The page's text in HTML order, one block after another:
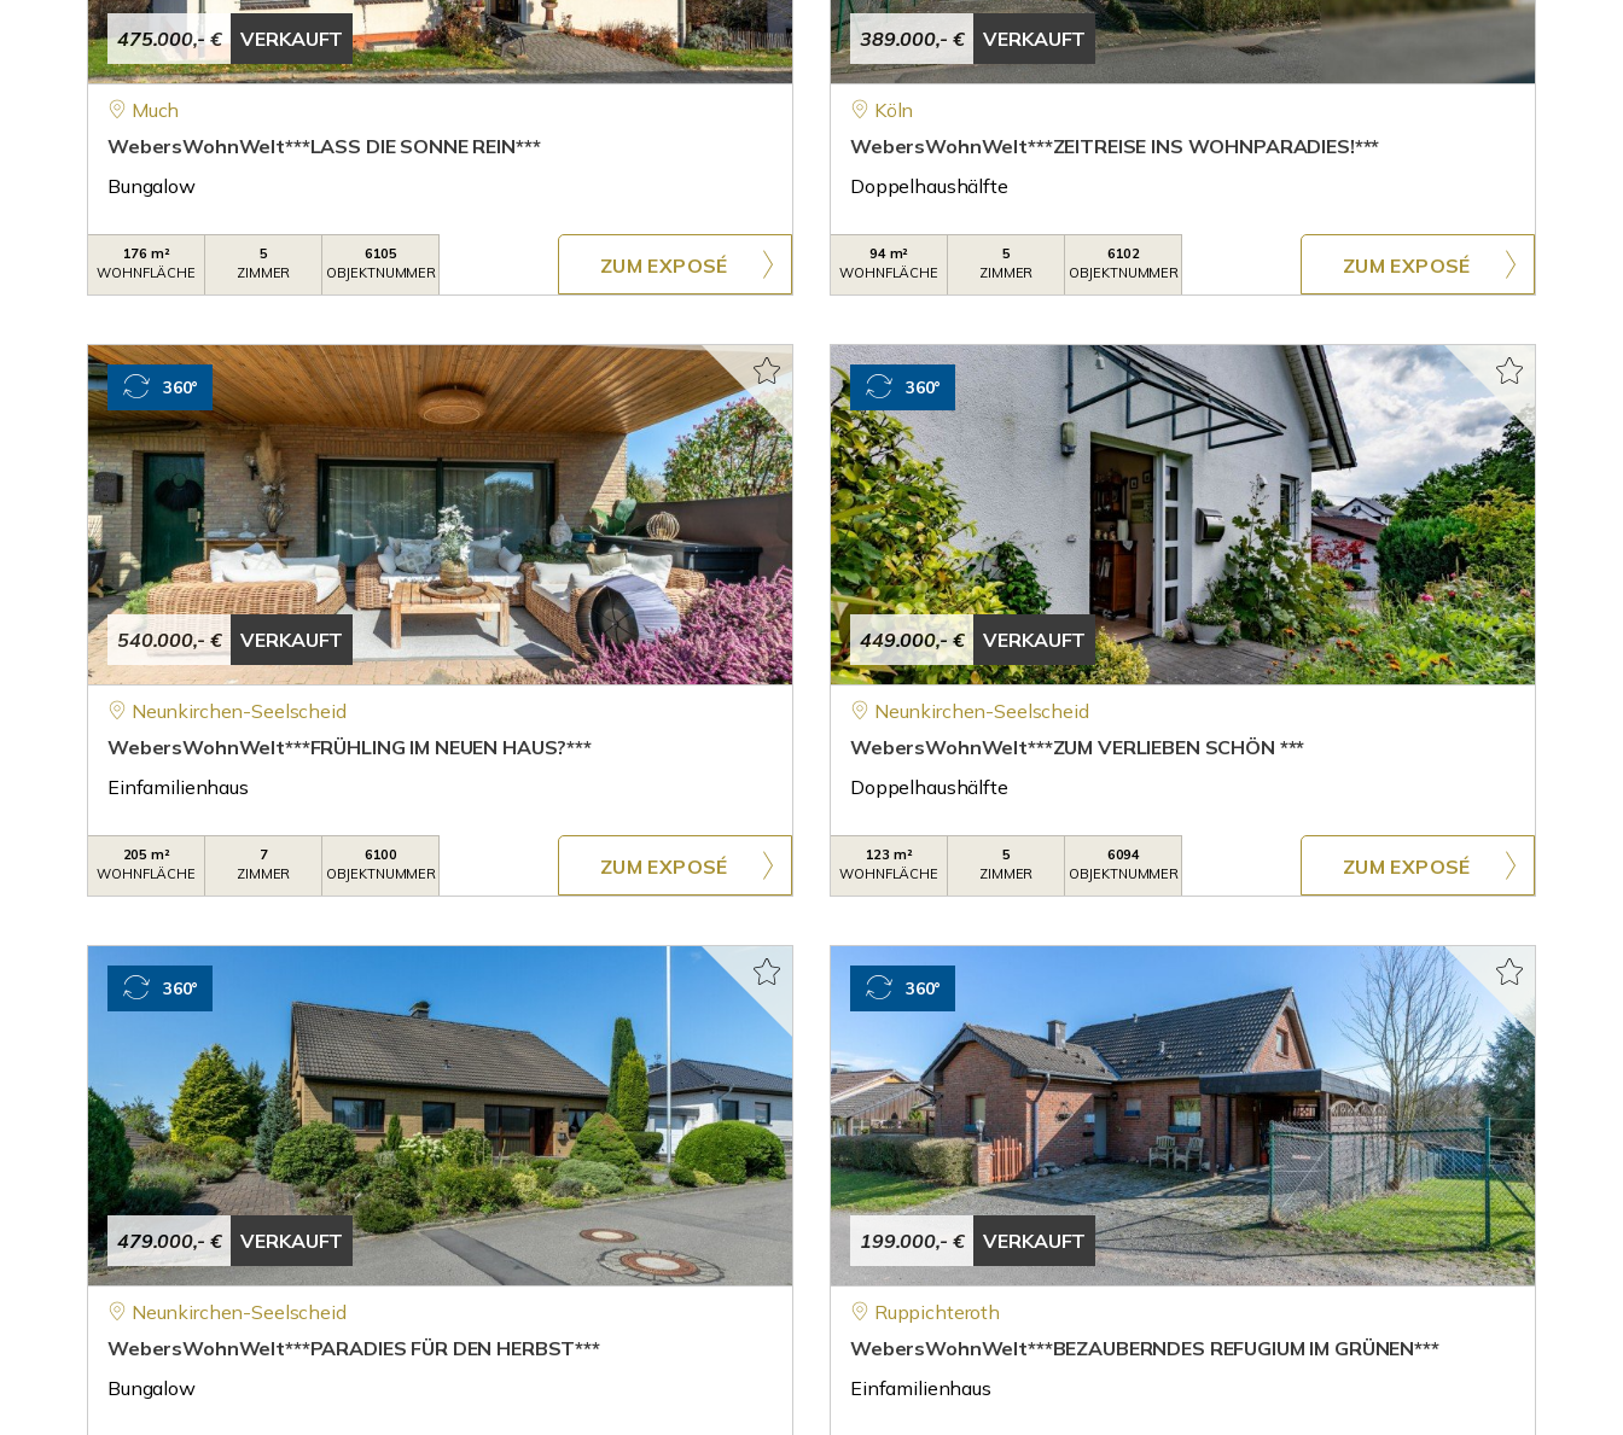
475.000,- € VERKAUFT
Much
WebersWohnWelt***LASS DIE SONNE REIN***
Bungalow
176 m²
WOHNFLÄCHE
5
ZIMMER
6105
OBJEKTNUMMER
ZUM EXPOSÉ
389.000,- € VERKAUFT
Köln
WebersWohnWelt***ZEITREISE INS WOHNPARADIES!***
Doppelhaushälfte
94 m²
WOHNFLÄCHE
5
ZIMMER
6102
OBJEKTNUMMER
ZUM EXPOSÉ
540.000,- € VERKAUFT
360°
Neunkirchen-Seelscheid
WebersWohnWelt***FRÜHLING IM NEUEN HAUS?***
Einfamilienhaus
205 m²
WOHNFLÄCHE
7
ZIMMER
6100
OBJEKTNUMMER
ZUM EXPOSÉ
449.000,- € VERKAUFT
360°
Neunkirchen-Seelscheid
WebersWohnWelt***ZUM VERLIEBEN SCHÖN ***
Doppelhaushälfte
123 m²
WOHNFLÄCHE
5
ZIMMER
6094
OBJEKTNUMMER
ZUM EXPOSÉ
479.000,- € VERKAUFT
360°
Neunkirchen-Seelscheid
WebersWohnWelt***PARADIES FÜR DEN HERBST***
Bungalow
199.000,- € VERKAUFT
360°
Ruppichteroth
WebersWohnWelt***BEZAUBERNDES REFUGIUM IM GRÜNEN***
Einfamilienhaus